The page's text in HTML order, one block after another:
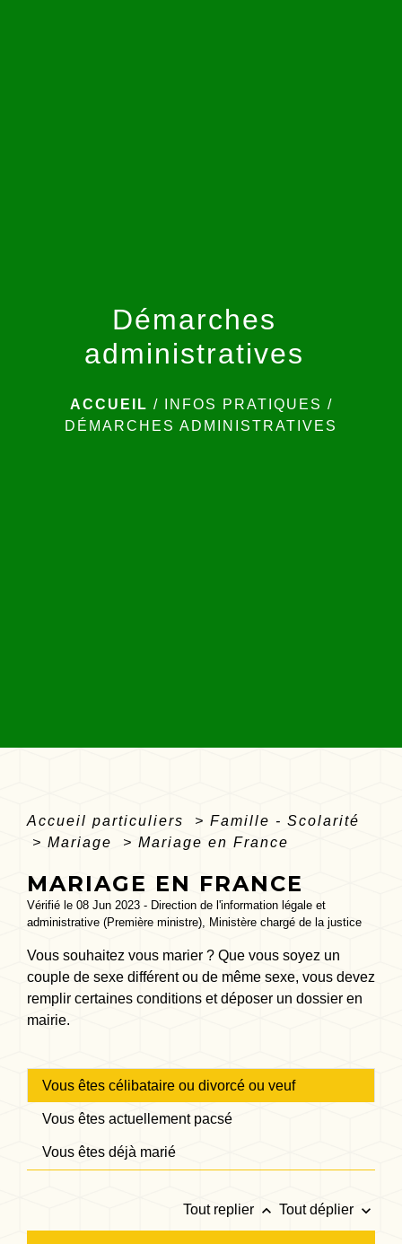
Démarches
administratives
ACCUEIL / INFOS PRATIQUES /
DÉMARCHES ADMINISTRATIVES
Accueil particuliers > Famille - Scolarité
> Mariage > Mariage en France
MARIAGE EN FRANCE
Vérifié le 08 Jun 2023 - Direction de l'information légale et
administrative (Première ministre), Ministère chargé de la justice
Vous souhaitez vous marier ? Que vous soyez un
couple de sexe différent ou de même sexe, vous devez
remplir certaines conditions et déposer un dossier en
mairie.
Vous êtes célibataire ou divorcé ou veuf
Vous êtes actuellement pacsé
Vous êtes déjà marié
Tout replier keyboard_arrow_up Tout déplier keyboard_arrow_down